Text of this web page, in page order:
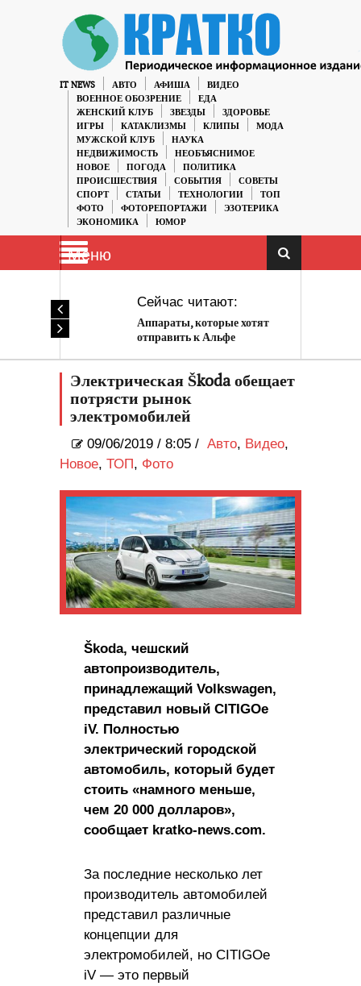
IT NEWS АВТО АФИША
ВИДЕО
ВОЕННОЕ ОБОЗРЕНИЕ
ЕДА
ЖЕНСКИЙ КЛУБ
ЗВЕЗДЫ
ЗДОРОВЬЕ
ИГРЫ
КАТАКЛИЗМЫ КЛИПЫ
МОДА
МУЖСКОЙ КЛУБ
НАУКА
НЕДВИЖИМОСТЬ
НЕОБЪЯСНИМОЕ
НОВОЕ
ПОГОДА
ПОЛИТИКА
ПРОИСШЕСТВИЯ
СОБЫТИЯ
СОВЕТЫ
СПОРТ
СТАТЬИ ТЕХНОЛОГИИ
ТОП
ФОТО
ФОТОРЕПОРТАЖИ
ЭЗОТЕРИКА
ЭКОНОМИКА
ЮМОР
Меню
Сейчас читают:
Аппараты, которые хотят
отправить к Альфе
Электрическая Škoda обещает
потрясти рынок
электромобилей
09/06/2019 / 8:05 / Авто, Видео,
Новое, ТОП, Фото
Škoda, чешский
автопроизводитель,
принадлежащий Volkswagen,
представил новый CITIGOe
iV. Полностью
электрический городской
автомобиль, который будет
стоить «намного меньше,
чем 20 000 долларов»,
сообщает kratko-news.com.
За последние несколько лет
производитель автомобилей
представил различные
концепции для
электромобилей, но CITIGOe
iV — это первый